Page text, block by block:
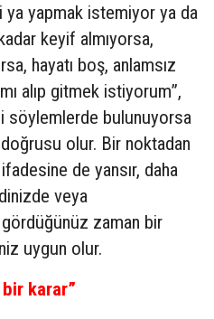
ya yapmak istemiyor ya da
keyif almıyorsa,
hayatı boş, anlamsız
alıp gitmek istiyorum”,
söylemlerde bulunuyorsa
olur. Bir noktadan
de yansır, daha
veya
zaman bir
uygun olur.
bir karar”